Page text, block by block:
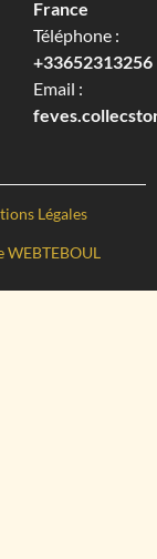
France
Téléphone :
+33652313256‬
Email :
Légales
WEBTEBOUL